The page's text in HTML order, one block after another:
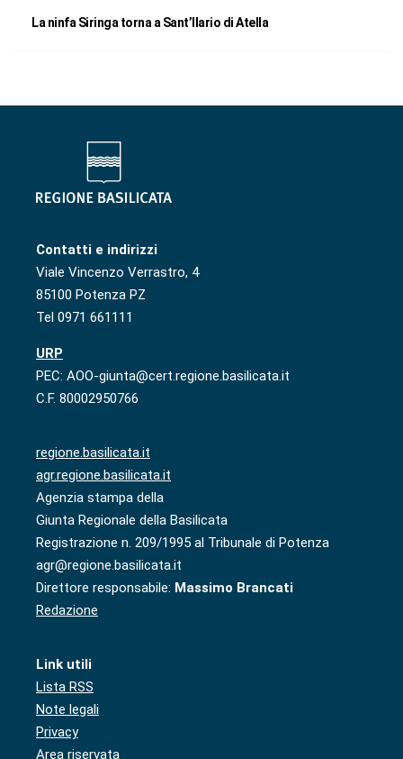
La ninfa Siringa torna a Sant’Ilario di Atella
Contatti e indirizzi
Viale Vincenzo Verrastro, 4
85100 Potenza PZ
Tel 0971 661111
URP
PEC: AOO-giunta@cert.regione.basilicata.it
C.F. 80002950766
regione.basilicata.it
agr.regione.basilicata.it
Agenzia stampa della
Giunta Regionale della Basilicata
Registrazione n. 209/1995 al Tribunale di Potenza
agr@regione.basilicata.it
Direttore responsabile: Massimo Brancati
Redazione
Link utili
Lista RSS
Note legali
Privacy
Area riservata